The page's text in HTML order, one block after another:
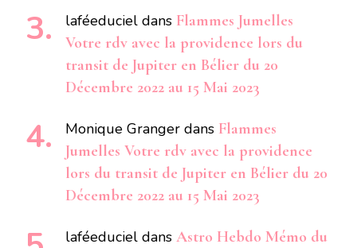
laféeduciel dans Flammes Jumelles
Votre rdv avec la providence lors du
transit de Jupiter en Bélier du 20
Décembre 2022 au 15 Mai 2023
Monique Granger dans Flammes
Jumelles Votre rdv avec la providence
lors du transit de Jupiter en Bélier du 20
Décembre 2022 au 15 Mai 2023
laféeduciel dans Astro Hebdo Mémo du